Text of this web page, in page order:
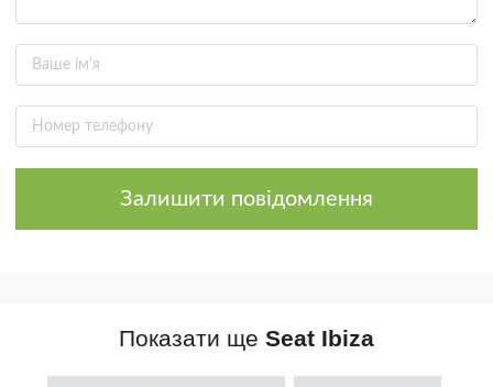
Залишити повідомлення
Показати ще Seat Ibiza